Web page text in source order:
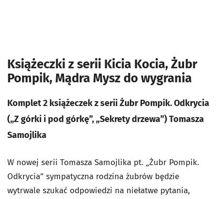
Książeczki z serii Kicia Kocia, Żubr
Pompik, Mądra Mysz do wygrania
Komplet 2 książeczek z serii Żubr Pompik. Odkrycia
(„Z górki i pod górkę”, „Sekrety drzewa”) Tomasza
Samojlika
W nowej serii Tomasza Samojlika pt. „Żubr Pompik.
Odkrycia” sympatyczna rodzina żubrów będzie
wytrwale szukać odpowiedzi na niełatwe pytania,